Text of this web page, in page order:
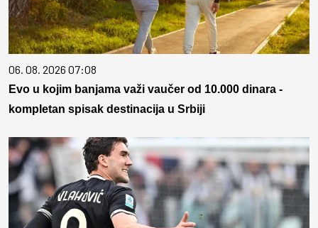
06. 08. 2026 07:08
Evo u kojim banjama važi vaučer od 10.000 dinara -
kompletan spisak destinacija u Srbiji